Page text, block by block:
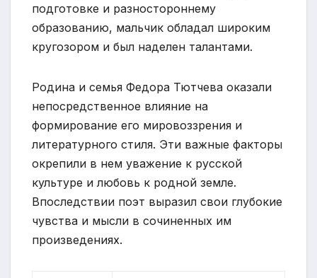
подготовке и разностороннему
образованию, мальчик обладал широким
кругозором и был наделен талантами.
Родина и семья Федора Тютчева оказали
непосредственное влияние на
формирование его мировоззрения и
литературного стиля. Эти важные факторы
окрепили в нем уважение к русской
культуре и любовь к родной земле.
Впоследствии поэт выразил свои глубокие
чувства и мысли в сочиненных им
произведениях.